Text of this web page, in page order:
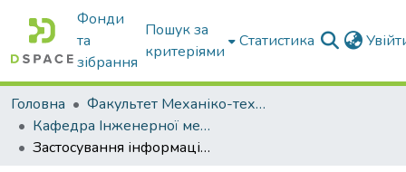
Фонди
та
зібрання
Пошук за
критеріями
Статистика
Головна
Факультет Механіко-технологічний
Кафедра Інженерної механіки та комп'ютерного проектування
Застосування інформаційних систем та технологій в дорадчій діяльності в АПК України